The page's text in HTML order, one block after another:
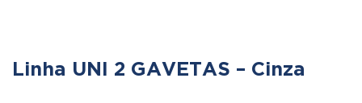
Linha UNI 2 GAVETAS – Cinza